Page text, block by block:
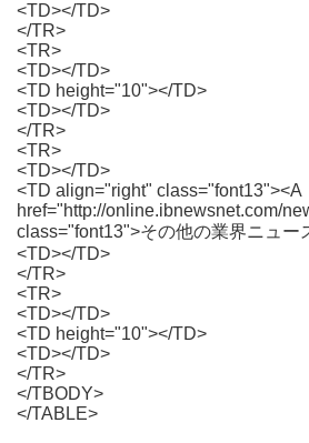
<TD></TD>
</TR>
<TR>
<TD></TD>
<TD height="10"></TD>
<TD></TD>
</TR>
<TR>
<TD></TD>
<TD align="right" class="font13"><A
href="http://online.ibnewsnet.com/
class="font13">その他の業界ニュー
<TD></TD>
</TR>
<TR>
<TD></TD>
<TD height="10"></TD>
<TD></TD>
</TR>
</TBODY>
</TABLE>